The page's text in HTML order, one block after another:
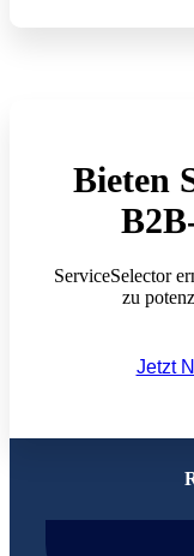
Bieten
ServiceSelector
zu
Jetzt